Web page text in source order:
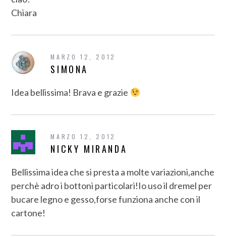
Chiara
MARZO 12, 2012
SIMONA
Idea bellissima! Brava e grazie
MARZO 12, 2012
NICKY MIRANDA
Bellissima idea che si presta a molte variazioni,anche
perchè adro i bottoni particolari!Io uso il dremel per
bucare legno e gesso,forse funziona anche con il
cartone!